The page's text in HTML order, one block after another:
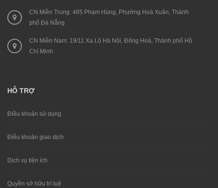
CN Miền Trung: 485 Phạm Hùng, Phường Hoà Xuân, Thành
phố Đà Nẵng
CN Miền Nam: 19/11 Xa Lộ Hà Nội, Đông Hoà, Thành phố Hồ
Chí Minh
HỖ TRỢ
Điều khoản sử dụng
Điều khoản giao dịch
Dịch vụ tiện ích
Quyền sở hữu trí tuệ